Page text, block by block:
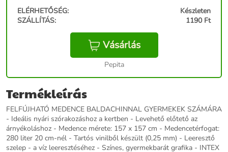
ELÉRHETŐSÉG:
Készleten
SZÁLLÍTÁS:
1190 Ft
Vásárlás
Pepita
Termékleírás
FELFÚJHATÓ MEDENCE BALDACHINNAL GYERMEKEK SZÁMÁRA
- Ideális nyári szórakozáshoz a kertben - Levehető előtető az
árnyékoláshoz - Medence mérete: 157 x 157 cm - Medencetérfogat:
280 liter 20 cm-nél - Tartós vinilből készült (0,25 mm) - Leeresztő
szelep - a víz leeresztéséhez - Színes, gyermekbarát grafika - INTEX